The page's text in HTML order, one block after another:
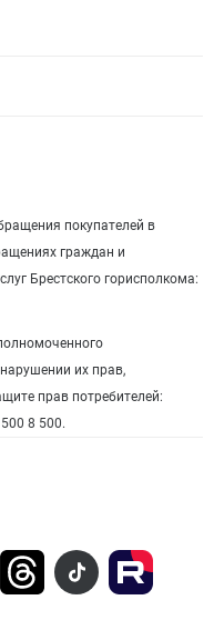
покупателей в
граждан и
Брестского горисполкома:
их прав,
прав потребителей:
8 500.